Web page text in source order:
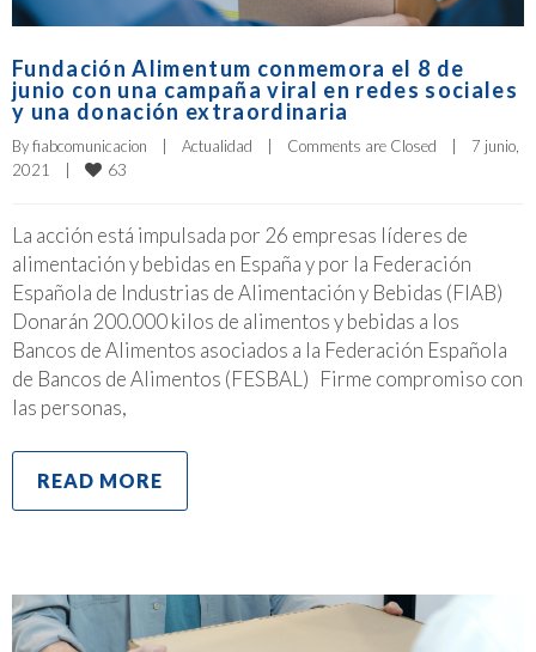
Fundación Alimentum conmemora el 8 de
junio con una campaña viral en redes sociales
y una donación extraordinaria
By fiabcomunicacion Actualidad Comments are Closed
7 junio,
2021
63
La acción está impulsada por 26 empresas líderes de
alimentación y bebidas en España y por la Federación
Española de Industrias de Alimentación y Bebidas (FIAB)
Donarán 200.000 kilos de alimentos y bebidas a los
Bancos de Alimentos asociados a la Federación Española
de Bancos de Alimentos (FESBAL) Firme compromiso con
las personas,
READ MORE